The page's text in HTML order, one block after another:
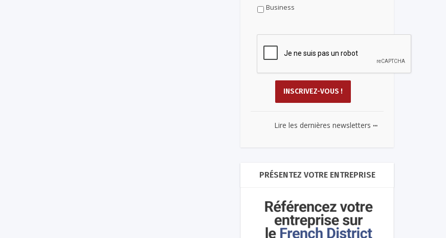
Business
Lire les dernières newsletters ...
PRÉSENTEZ VOTRE ENTREPRISE